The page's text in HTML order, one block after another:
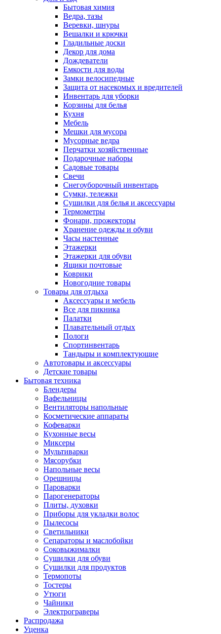
Бытовая химия
Ведра, тазы
Веревки, шнуры
Вешалки и крючки
Гладильные доски
Декор для дома
Дождеватели
Емкости для воды
Замки велосипедные
Защита от насекомых и вредителей
Инвентарь для уборки
Корзины для белья
Кухня
Мебель
Мешки для мусора
Мусорные ведра
Перчатки хозяйственные
Подарочные наборы
Садовые товары
Свечи
Снегоуборочный инвентарь
Сумки, тележки
Сушилки для белья и аксессуары
Термометры
Фонари, прожекторы
Хранение одежды и обуви
Часы настенные
Этажерки
Этажерки для обуви
Ящики почтовые
Коврики
Новогодние товары
Товары для отдыха
Аксессуары и мебель
Все для пикника
Палатки
Плавательный отдых
Пологи
Спортинвентарь
Тандыры и комплектующие
Автотовары и аксессуары
Детские товары
Бытовая техника
Блендеры
Вафельницы
Вентиляторы напольные
Косметические аппараты
Кофеварки
Кухонные весы
Миксеры
Мультиварки
Мясорубки
Напольные весы
Орешницы
Пароварки
Парогенераторы
Плиты, духовки
Приборы для укладки волос
Пылесосы
Светильники
Сепараторы и маслобойки
Соковыжималки
Сушилки для обуви
Сушилки для продуктов
Термопоты
Тостеры
Утюги
Чайники
Электрограверы
Распродажа
Уценка